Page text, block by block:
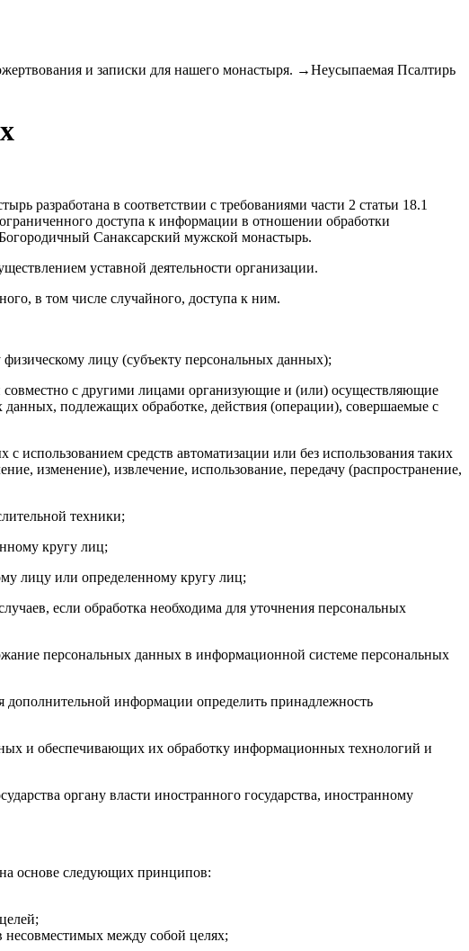
и записки для нашего монастыря. →Неусыпаемая Псалтирь
разработана в соответствии с требованиями части 2 статьи 18.1
доступа к информации в отношении обработки
Санаксарский мужской монастырь.
уставной деятельности организации.
в том числе случайного, доступа к ним.
лицу (субъекту персональных данных);
совместно с другими лицами организующие и (или) осуществляющие
подлежащих обработке, действия (операции), совершаемые с
использованием средств автоматизации или без использования таких
изменение), извлечение, использование, передачу (распространение,
техники;
кругу лиц;
лицу или определенному кругу лиц;
если обработка необходима для уточнения персональных
персональных данных в информационной системе персональных
дополнительной информации определить принадлежность
и обеспечивающих их обработку информационных технологий и
органу власти иностранного государства, иностранному
основе следующих принципов:
несовместимых между собой целях;